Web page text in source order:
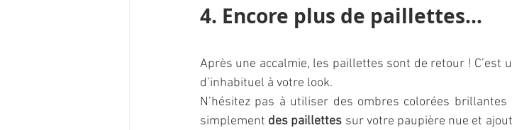
4. Encore plus de paillettes…
Après une accalmie, les paillettes sont de retour ! C’est
d’inhabituel à votre look.
N’hésitez pas à utiliser des ombres colorées
simplement des paillettes sur votre paupière nue et